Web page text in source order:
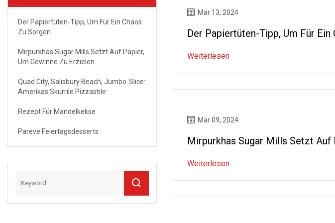
Der Papiertüten-Tipp, Um Für Ein Chaos
Zu Sorgen
Mirpurkhas Sugar Mills Setzt Auf Papier,
Um Gewinne Zu Erzielen
Quad City, Salisbury Beach, Jumbo-Slice:
Amerikas Skurrile Pizzastile
Rezept Für Mandelkekse
Pareve Feiertagsdesserts
Mar 13, 2024
Der Papiertüten-Tipp, Um Für Ein
Weiterlesen
Mar 09, 2024
Mirpurkhas Sugar Mills Setzt Auf
Weiterlesen